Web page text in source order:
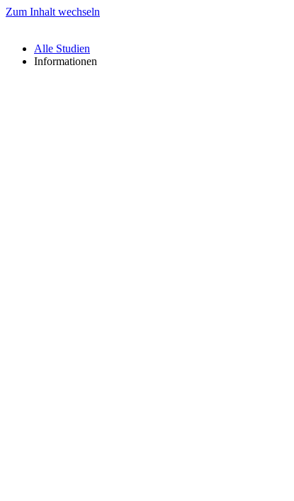
Zum Inhalt wechseln
Alle Studien
Informationen